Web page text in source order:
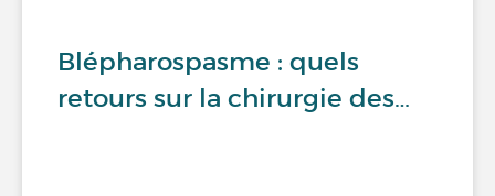
Blépharospasme : quels
retours sur la chirurgie des…